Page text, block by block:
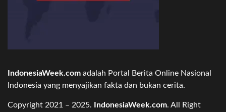
IndonesiaWeek.com adalah Portal Berita Online Nasional
Indonesia yang menyajikan fakta dan bukan cerita.
Copyright 2021 – 2025. IndonesiaWeek.com. All Right